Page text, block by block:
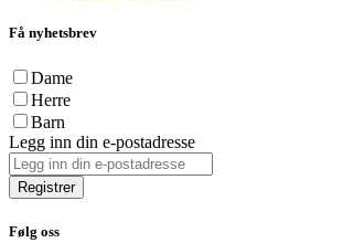
Få nyhetsbrev
Dame
Herre
Barn
Legg inn din e-postadresse
Registrer
Følg oss